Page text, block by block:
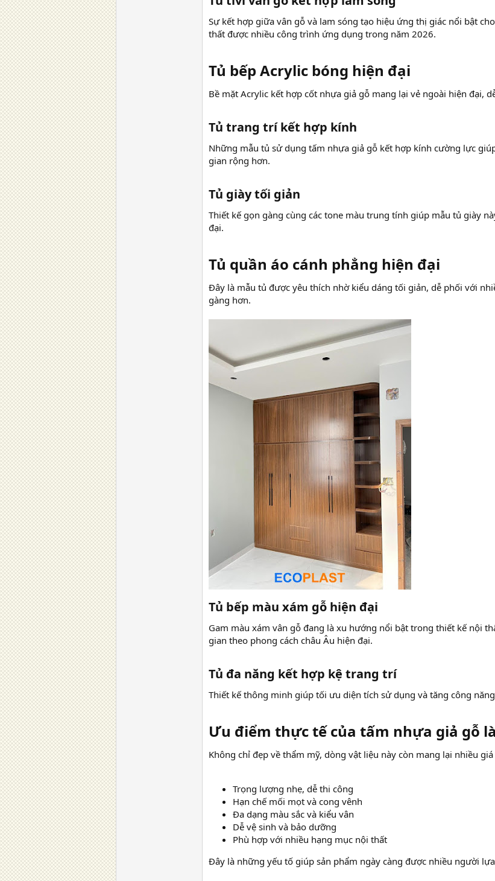
Sự kết hợp giữa vân gỗ và lam sóng tạo hiệu ứng thị giác nổi bật
thất được nhiều công trình ứng dụng trong năm 2026.
Tủ bếp Acrylic bóng hiện đại​
Bề mặt Acrylic kết hợp cốt nhựa giả gỗ mang lại vẻ ngoài hiện đại,
Tủ trang trí kết hợp kính​
Những mẫu tủ sử dụng tấm nhựa giả gỗ kết hợp kính cường lực
gian rộng hơn.
Tủ giày tối giản​
Thiết kế gọn gàng cùng các tone màu trung tính giúp mẫu tủ giày
đại.
Tủ quần áo cánh phẳng hiện đại​
Đây là mẫu tủ được yêu thích nhờ kiểu dáng tối giản, dễ phối với
gàng hơn.
Tủ bếp màu xám gỗ hiện đại​
Gam màu xám vân gỗ đang là xu hướng nổi bật trong thiết kế nội
gian theo phong cách châu Âu hiện đại.
Tủ đa năng kết hợp kệ trang trí​
Thiết kế thông minh giúp tối ưu diện tích sử dụng và tăng công
Ưu điểm thực tế của tấm nhựa giả gỗ
Không chỉ đẹp về thẩm mỹ, dòng vật liệu này còn mang lại nhiều
Trọng lượng nhẹ, dễ thi công
Hạn chế mối mọt và cong vênh
Đa dạng màu sắc và kiểu vân
Dễ vệ sinh và bảo dưỡng
Phù hợp với nhiều hạng mục nội thất
Đây là những yếu tố giúp sản phẩm ngày càng được nhiều người